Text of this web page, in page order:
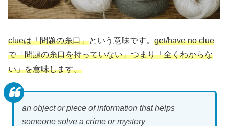
clueは「問題の糸口」という意味です。 get/have no clue
で「問題の糸口を持っていない」つまり「全くわからな
い」を意味します。
an object or piece of information that helps
someone solve a crime or mystery